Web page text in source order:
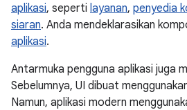
aplikasi, seperti layanan, penyedia
siaran. Anda mendeklarasikan
aplikasi.
Antarmuka pengguna aplikasi juga
Sebelumnya, UI dibuat
Namun, aplikasi modern